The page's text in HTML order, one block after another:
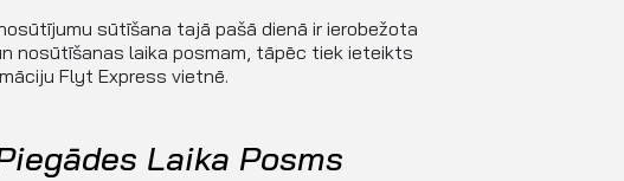
sūtīšana tajā pašā dienā ir ierobežota
nosūtīšanas laika posmam, tāpēc tiek ieteikts
Flyt Express vietnē.
Laika Posms